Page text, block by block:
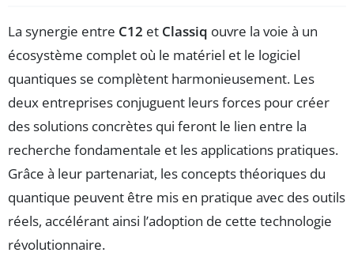
La synergie entre C12 et Classiq ouvre la voie à un
écosystème complet où le matériel et le logiciel
quantiques se complètent harmonieusement. Les
deux entreprises conjuguent leurs forces pour créer
des solutions concrètes qui feront le lien entre la
recherche fondamentale et les applications pratiques.
Grâce à leur partenariat, les concepts théoriques du
quantique peuvent être mis en pratique avec des outils
réels, accélérant ainsi l’adoption de cette technologie
révolutionnaire.